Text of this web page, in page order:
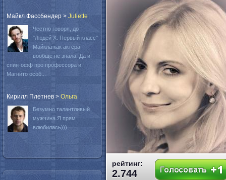
рейтинг:
2.744
Майкл Фассбендер > Juliette
Честно говоря, до
"Людей Х: Первый класс"
Майкла как актера
вообще не знала. Да и
спин-офф про профессора и
Магнито особ...
Кирилл Плетнев > Oльга
Безумно талантливый
мужчина.Я прям
влюбилась)))